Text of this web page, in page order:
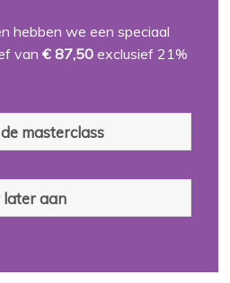
hebben we een speciaal
van€ 87,50 exclusief 21%
masterclass
later aan